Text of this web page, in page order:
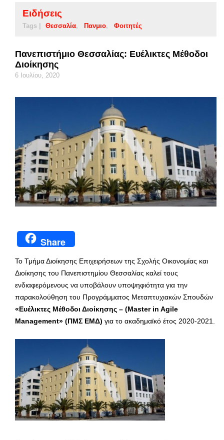
Ειδήσεις
Tags | Θεσσαλία Πανμιο Φοιτητές
Πανεπιστήμιο Θεσσαλίας: Ευέλικτες Μέθοδοι
Διοίκησης
6 Ιουλίου, 2020
Share
Το Τμήμα Διοίκησης Επιχειρήσεων της Σχολής Οικονομίας και
Διοίκησης του Πανεπιστημίου Θεσσαλίας καλεί τους
ενδιαφερόμενους να υποβάλουν υποψηφιότητα για την
παρακολούθηση του Προγράμματος Μεταπτυχιακών Σπουδών
«Ευέλικτες Μέθοδοι Διοίκησης – (Μaster in Agile
Management» (ΠΜΣ ΕΜΔ) για το ακαδημαϊκό έτος 2020-2021.